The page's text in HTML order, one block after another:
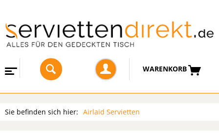
WARENKORB
Sie befinden sich hier: Airlaid Servietten